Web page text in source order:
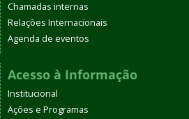
Chamadas internas
Relações Internacionais
Agenda de eventos
Acesso à Informação
Institucional
Ações e Programas